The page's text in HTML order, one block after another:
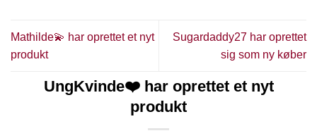
Mathilde💫 har oprettet et nyt
produkt
Sugardaddy27 har oprettet
sig som ny køber
UngKvinde❤️ har oprettet et nyt
produkt